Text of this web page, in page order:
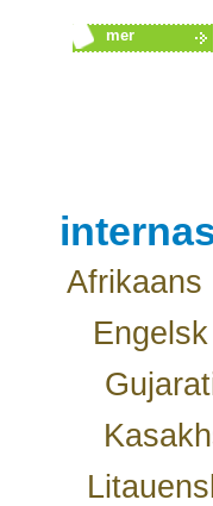
mer
Afrikaans